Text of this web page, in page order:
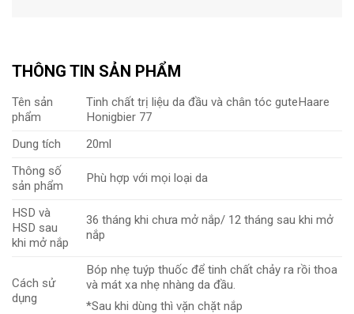
THÔNG TIN SẢN PHẨM
Tên sản
phẩm
Tinh chất trị liệu da đầu và chân tóc guteHaare
Honigbier 77
Dung tích
20ml
Thông số
sản phẩm
Phù hợp với mọi loại da
HSD và
HSD sau
khi mở nắp
36 tháng khi chưa mở nắp/ 12 tháng sau khi mở
nắp
Cách sử
dụng
Bóp nhẹ tuýp thuốc để tinh chất chảy ra rồi thoa
và mát xa nhẹ nhàng da đầu.
*Sau khi dùng thì vặn chặt nắp